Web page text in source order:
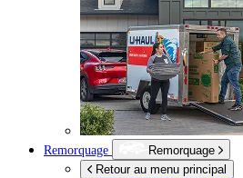
Remorquage
Remorquage
Retour au menu principal